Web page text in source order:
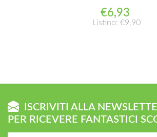
€6,93
Listino: €9,90
ISCRIVITI ALLA
PER RICEVERE FANTASTICI